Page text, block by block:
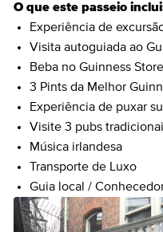
O que este passeio
Experiência de
Visita autoguiada ao
Beba no Guinness
3 Pints da Melhor
Experiência de puxar
Visite 3 pubs
Música irlandesa
Transporte de Luxo
Guia local /